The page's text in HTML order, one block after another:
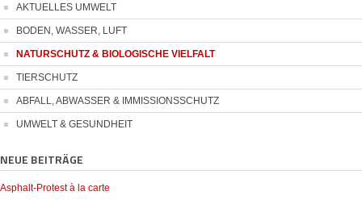
AKTUELLES UMWELT
BODEN, WASSER, LUFT
NATURSCHUTZ & BIOLOGISCHE VIELFALT
TIERSCHUTZ
ABFALL, ABWASSER & IMMISSIONSSCHUTZ
UMWELT & GESUNDHEIT
NEUE BEITRÄGE
Asphalt-Protest à la carte